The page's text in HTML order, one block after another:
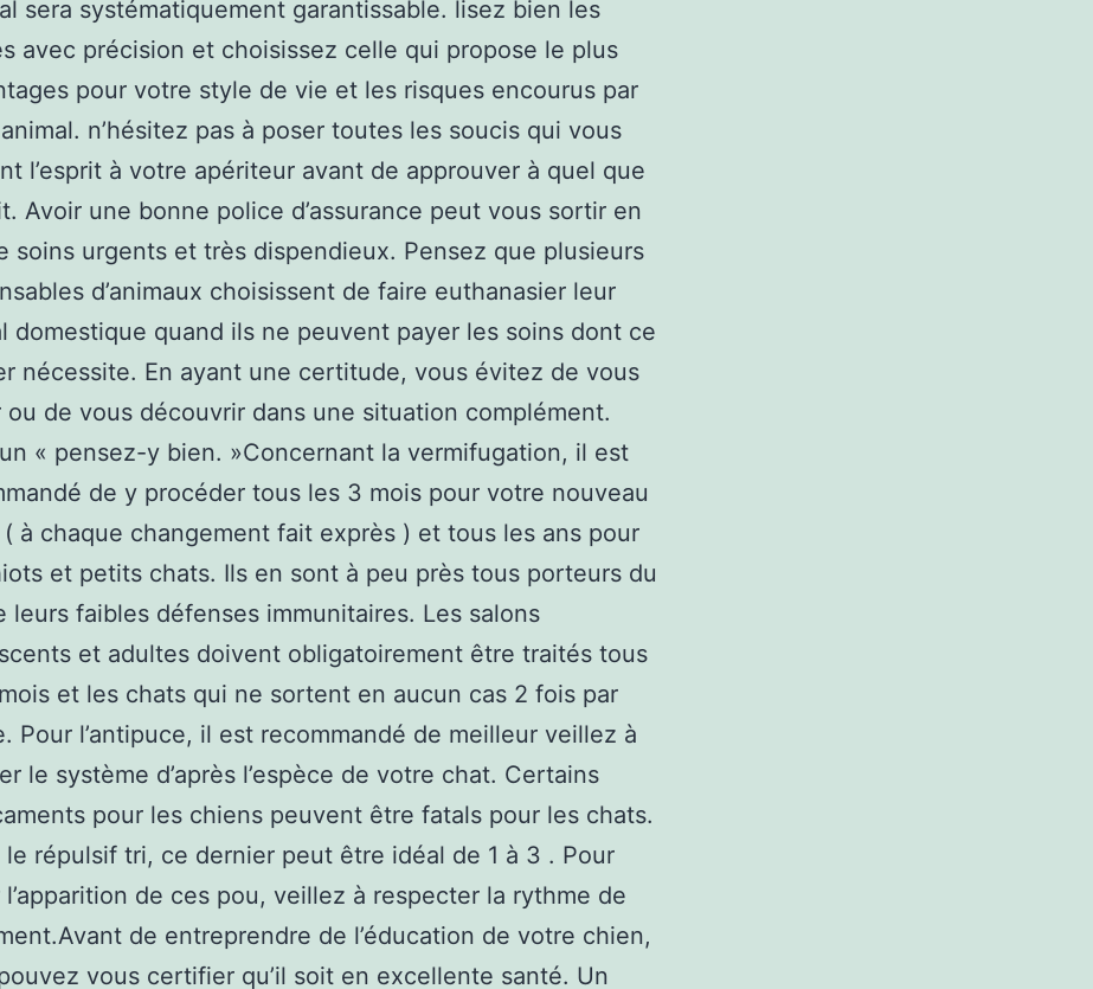
sera systématiquement garantissable. lisez bien les
avec précision et choisissez celle qui propose le plus
pour votre style de vie et les risques encourus par
n’hésitez pas à poser toutes les soucis qui vous
l’esprit à votre apériteur avant de approuver à quel que
Avoir une bonne police d’assurance peut vous sortir en
soins urgents et très dispendieux. Pensez que plusieurs
d’animaux choisissent de faire euthanasier leur
domestique quand ils ne peuvent payer les soins dont ce
nécessite. En ayant une certitude, vous évitez de vous
ou de vous découvrir dans une situation complément.
un « pensez-y bien. »Concernant la vermifugation, il est
de y procéder tous les 3 mois pour votre nouveau
à chaque changement fait exprès ) et tous les ans pour
et petits chats. Ils en sont à peu près tous porteurs du
leurs faibles défenses immunitaires. Les salons
et adultes doivent obligatoirement être traités tous
et les chats qui ne sortent en aucun cas 2 fois par
Pour l’antipuce, il est recommandé de meilleur veillez à
le système d’après l’espèce de votre chat. Certains
pour les chiens peuvent être fatals pour les chats.
le répulsif tri, ce dernier peut être idéal de 1 à 3 . Pour
de ces pou, veillez à respecter la rythme de
de entreprendre de l’éducation de votre chien,
vous certifier qu’il soit en excellente santé. Un